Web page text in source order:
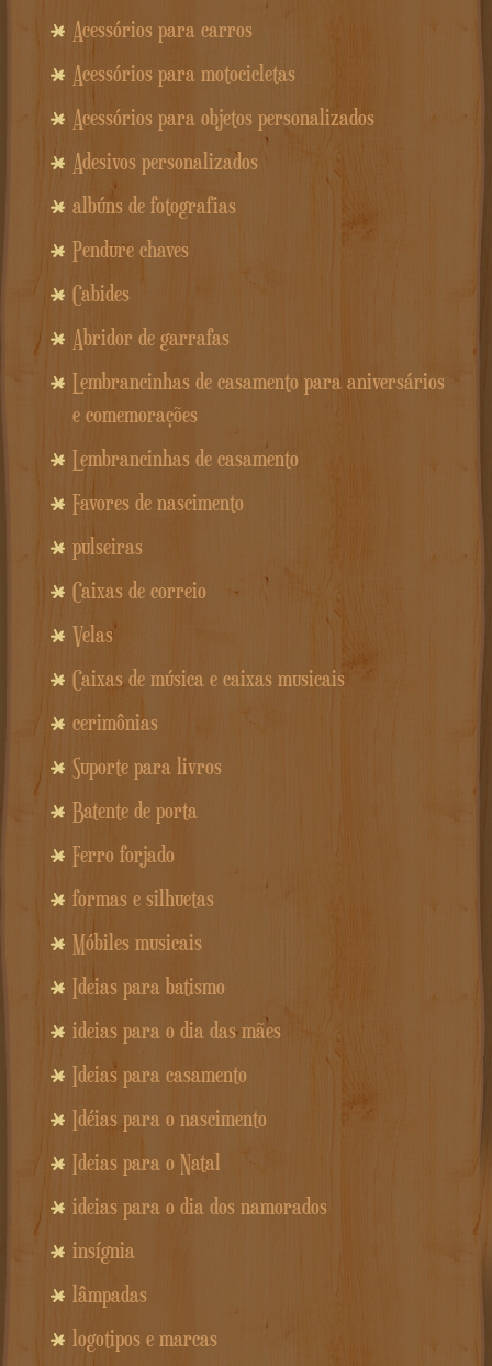
Acessórios para carros
Acessórios para motocicletas
Acessórios para objetos personalizados
Adesivos personalizados
albúns de fotografias
Pendure chaves
Cabides
Abridor de garrafas
Lembrancinhas de casamento para aniversários
e comemorações
Lembrancinhas de casamento
Favores de nascimento
pulseiras
Caixas de correio
Velas
Caixas de música e caixas musicais
cerimônias
Suporte para livros
Batente de porta
Ferro forjado
formas e silhuetas
Móbiles musicais
Ideias para batismo
ideias para o dia das mães
Ideias para casamento
Idéias para o nascimento
Ideias para o Natal
ideias para o dia dos namorados
insígnia
lâmpadas
logotipos e marcas